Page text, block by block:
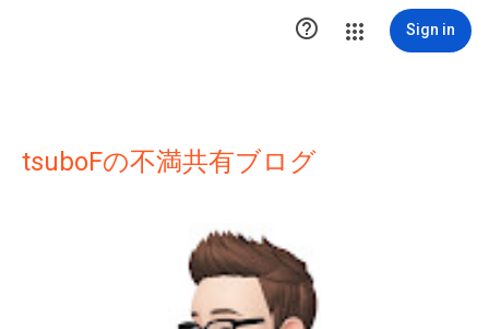
 Sign in
tsuboFの不満共有ブログ